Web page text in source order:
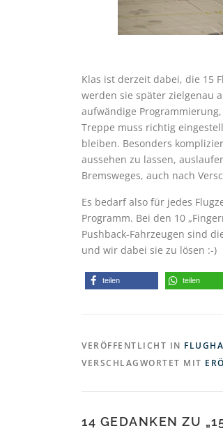
Klas ist derzeit dabei, die 15
werden sie später zielgenau
aufwändige
Treppe muss richtig
bleiben. Besonders
aussehen zu lassen,
Bremsweges, auch nach
Es bedarf also für jedes
Programm. Bei den 10
Pushback-Fahrzeugen sind
und wir dabei sie zu lösen :-)
teilen teilen
VERÖFFENTLICHT IN
VERSCHLAGWORTET MIT
14 GEDANKEN ZU „